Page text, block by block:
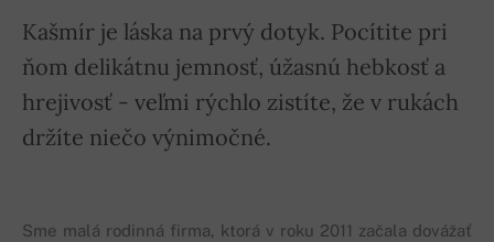
Kašmír je láska na prvý dotyk. Pocítite pri
ňom delikátnu jemnosť, úžasnú hebkosť a
hrejivosť - veľmi rýchlo zistíte, že v rukách
držíte niečo výnimočné.
Sme malá rodinná firma, ktorá v roku 2011 začala dovážať